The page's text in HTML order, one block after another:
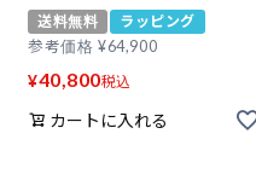
送料無料
ラッピング
参考価格 ¥64,900
¥40,800税込
カートに入れる